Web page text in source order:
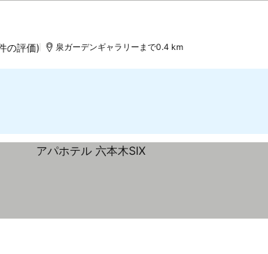
の評価) 泉ガーデンギャラリーまで0.4 km